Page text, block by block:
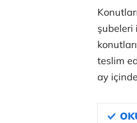
şubeleri
teslim
ay